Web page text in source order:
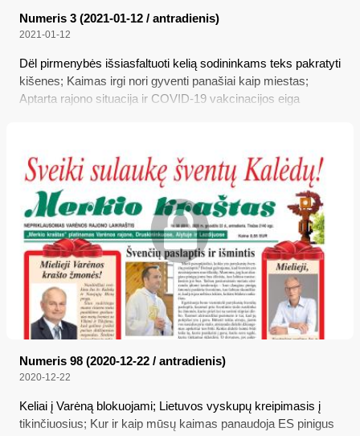
Numeris 3 (2021-01-12 / antradienis)
2021-01-12
Dël pirmenybės išsiasfaltuoti kelią sodininkams teks pakratyti
kišenes; Kaimas irgi nori gyventi panašiai kaip miestas;
Aptarta rajono situacija ir COVID-19 vakcinacijos eiga
Numeris 98 (2020-12-22 / antradienis)
2020-12-22
Keliai į Varėną blokuojami; Lietuvos vyskupų kreipimasis į
tikinčiuosius; Kur ir kaip mūsų kaimas panaudoja ES pinigus